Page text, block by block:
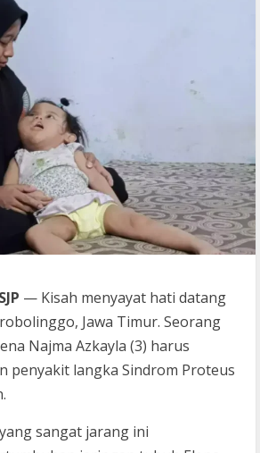
— Kisah menyayat hati datang
Jawa Timur. Seorang
Najma Azkayla (3) harus
penyakit langka Sindrom Proteus
sangat jarang ini